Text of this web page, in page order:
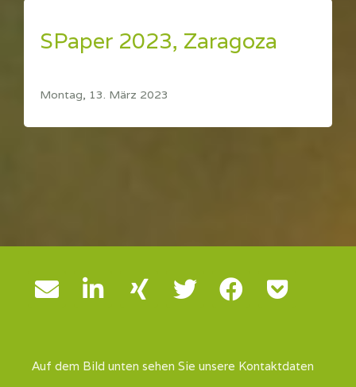
SPaper 2023, Zaragoza
Montag, 13. März 2023
Auf dem Bild unten sehen Sie unsere Kontaktdaten